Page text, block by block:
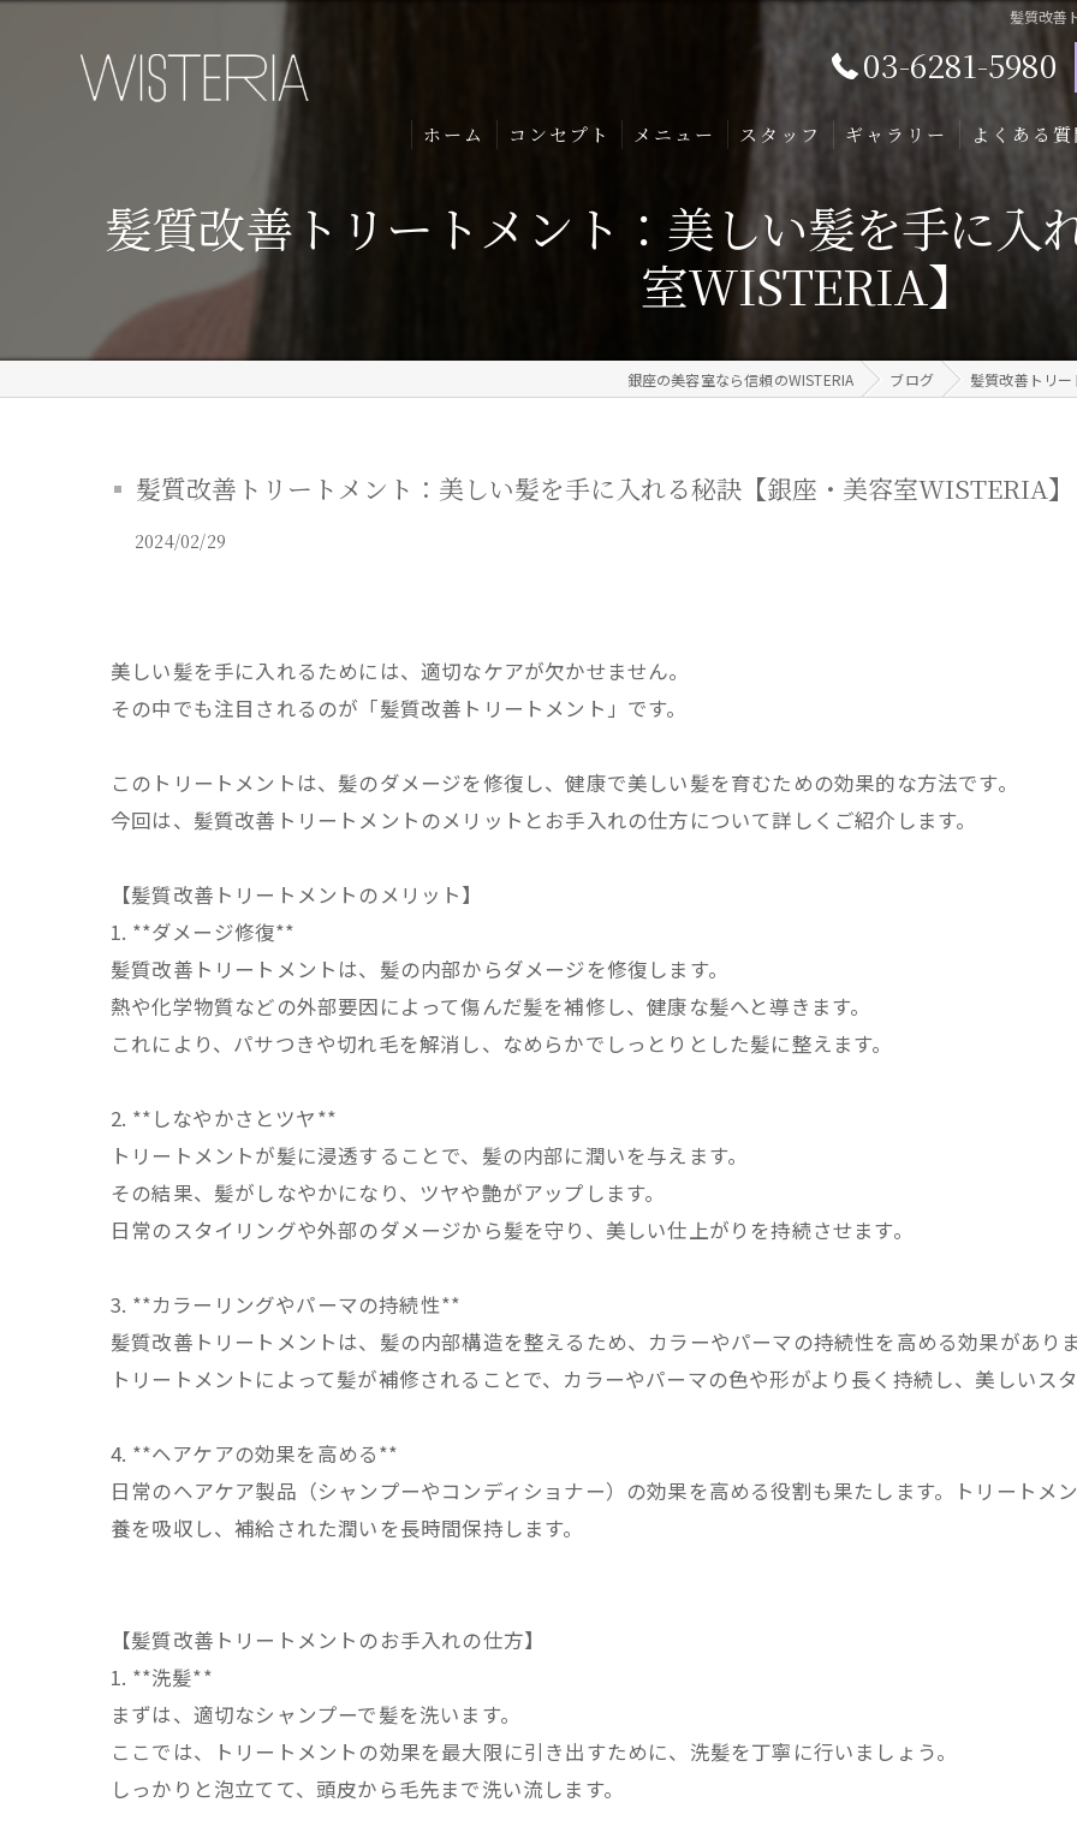
髪質改善
03-6281-5980
ホーム コンセプト メニュー スタッフ ギャラリー よくある
髪質改善トリートメント：美しい髪を手に入
室WISTERIA】
銀座の美容室なら信頼のWISTERIA ブログ 髪質改善トリ
髪質改善トリートメント：美しい髪を手に入れる秘訣【銀座・美容室WISTERIA】
2024/02/29
美しい髪を手に入れるためには、適切なケアが欠かせません。
その中でも注目されるのが「髪質改善トリートメント」です。
このトリートメントは、髪のダメージを修復し、健康で美しい髪を育むための効果的な方法です。
今回は、髪質改善トリートメントのメリットとお手入れの仕方について詳しくご紹介します。
【髪質改善トリートメントのメリット】
1. **ダメージ修復**
髪質改善トリートメントは、髪の内部からダメージを修復します。
熱や化学物質などの外部要因によって傷んだ髪を補修し、健康な髪へと導きます。
これにより、パサつきや切れ毛を解消し、なめらかでしっとりとした髪に整えます。
2. **しなやかさとツヤ**
トリートメントが髪に浸透することで、髪の内部に潤いを与えます。
その結果、髪がしなやかになり、ツヤや艶がアップします。
日常のスタイリングや外部のダメージから髪を守り、美しい仕上がりを持続させます。
3. **カラーリングやパーマの持続性**
髪質改善トリートメントは、髪の内部構造を整えるため、カラーやパーマの持続性を高める効果があり
トリートメントによって髪が補修されることで、カラーやパーマの色や形がより長く持続し、美しいス
4. **ヘアケアの効果を高める**
日常のヘアケア製品（シャンプーやコンディショナー）の効果を高める役割も果たします。トリートメ
養を吸収し、補給された潤いを長時間保持します。
【髪質改善トリートメントのお手入れの仕方】
1. **洗髪**
まずは、適切なシャンプーで髪を洗います。
ここでは、トリートメントの効果を最大限に引き出すために、洗髪を丁寧に行いましょう。
しっかりと泡立てて、頭皮から毛先まで洗い流します。